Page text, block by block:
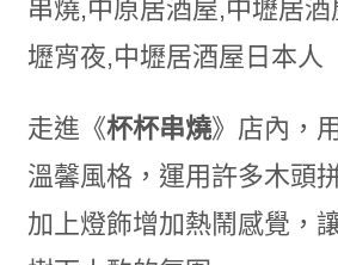
走進《杯杯串燒》店內，
溫馨風格，運用許多木頭
加上燈飾增加熱鬧感覺，